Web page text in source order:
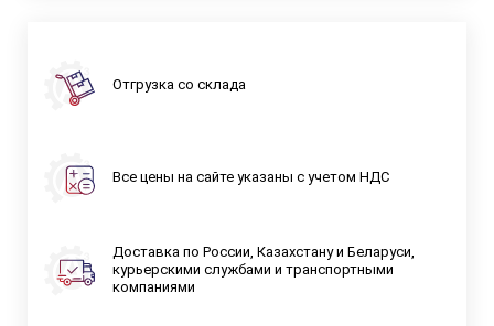
Отгрузка со склада
Все цены на сайте указаны с учетом НДС
Доставка по России, Казахстану и Беларуси,
курьерскими службами и транспортными
компаниями